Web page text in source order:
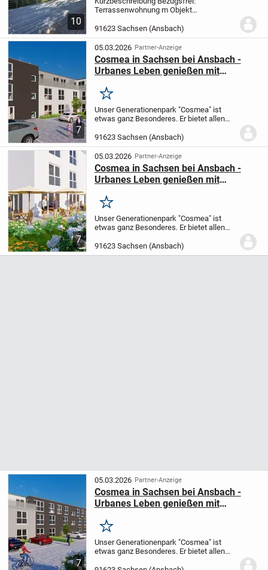
10
Terrassenwohnung m Objekt
attraktive 2-Zimmer-Eigentumswohnung
in ruhiger HanglageDiese gepflegte
Eigentumswohnung überzeugt durch...
91623 Sachsen (Ansbach)
7
05.03.2026 Partner-Anzeige
Cosmea in Sachsen bei Ansbach -
Urbanes Leben genießen mit
Merken
Unser Generationenpark "Cosmea" ist
etwas ganz Besonderes. Er bietet allen
selbstbestimmtes Leben brauchen, egal
ob zu zweit oder alleine.Moderne und
gelungene Wohnungsgru...
91623 Sachsen (Ansbach)
7
05.03.2026 Partner-Anzeige
Cosmea in Sachsen bei Ansbach -
Urbanes Leben genießen mit
Merken
Unser Generationenpark "Cosmea" ist
etwas ganz Besonderes. Er bietet allen
selbstbestimmtes Leben brauchen, egal
ob zu zweit oder alleine.Moderne und
91623 Sachsen (Ansbach)
7
05.03.2026 Partner-Anzeige
Cosmea in Sachsen bei Ansbach -
Urbanes Leben genießen mit
Merken
Unser Generationenpark "Cosmea" ist
etwas ganz Besonderes. Er bietet allen